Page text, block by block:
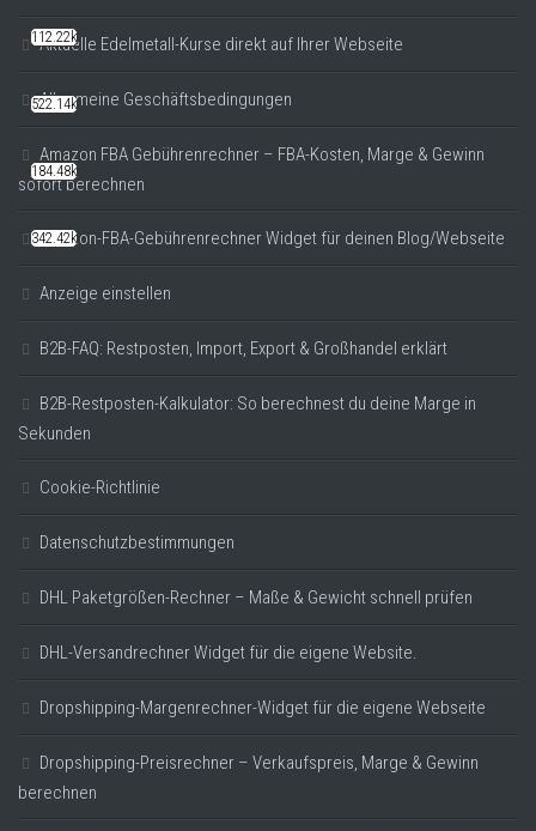
Aktuelle Edelmetall-Kurse direkt auf Ihrer Webseite
Allgemeine Geschäftsbedingungen
Amazon FBA Gebührenrechner – FBA-Kosten, Marge & Gewinn
sofort berechnen
Amazon-FBA-Gebührenrechner Widget für deinen Blog/Webseite
Anzeige einstellen
B2B-FAQ: Restposten, Import, Export & Großhandel erklärt
B2B-Restposten-Kalkulator: So berechnest du deine Marge in
Sekunden
Cookie-Richtlinie
Datenschutzbestimmungen
DHL Paketgrößen-Rechner – Maße & Gewicht schnell prüfen
DHL-Versandrechner Widget für die eigene Website.
Dropshipping-Margenrechner-Widget für die eigene Webseite
Dropshipping-Preisrechner – Verkaufspreis, Marge & Gewinn
berechnen
112.22k
522.14k
184.48k
342.42k